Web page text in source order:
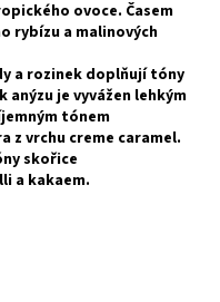
ovoce. Časem
rybízu a malinových
a rozinek doplňují tóny
je vyvážen lehkým
tónem
z vrchu creme caramel.
skořice
a kakaem.